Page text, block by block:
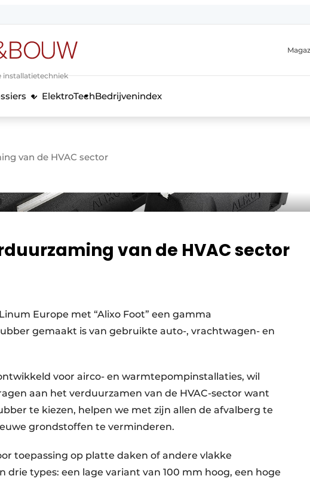
de aanmelding
installatietechniek
ElektroTechBedrijvenindex
van de HVAC sector
van de HVAC sector
Europe met “Alixo Foot” een gamma
gemaakt is van gebruikte auto-, vrachtwagen- en
voor airco- en warmtepompinstallaties, wil
aan het verduurzamen van de HVAC-sector want
te kiezen, helpen we met zijn allen de afvalberg te
grondstoffen te verminderen.
toepassing op platte daken of andere vlakke
drie types: een lage variant van 100 mm hoog, een hoge